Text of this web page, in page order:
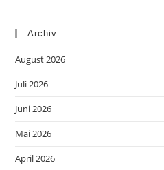
Archiv
August 2026
Juli 2026
Juni 2026
Mai 2026
April 2026